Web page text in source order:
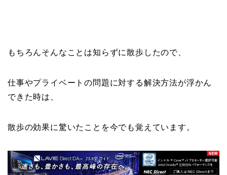
もちろんそんなことは知らずに散歩したので、
仕事やプライベートの問題に対する解決方法が浮かん
できた時は、
散歩の効果に驚いたことを今でも覚えています。